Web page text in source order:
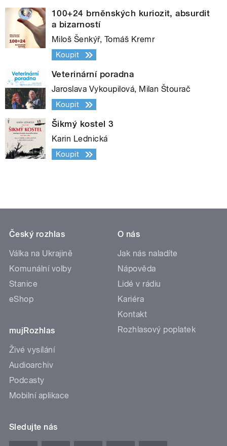
100+24 brněnských kuriozit, absurdit
a bizarností
Miloš Šenkýř, Tomáš Kremr
Koupit
Veterinární poradna
Jaroslava Vykoupilová, Milan Štourač
Koupit
Šikmý kostel 3
Karin Lednická
Koupit
Český rozhlas
Válka na Ukrajině
Komunální volby
Stanice
eShop
mujRozhlas
Živé vysílání
Audioarchiv
Podcasty
Mobilní aplikace
O nás
Jak nás naladíte
Nápověda
Lidé v rádiu
Kariéra
Kontakt
Rozhlasový poplatek
Sledujte nás